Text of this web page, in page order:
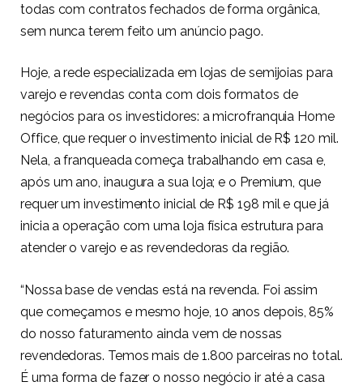
todas com contratos fechados de forma orgânica,
sem nunca terem feito um anúncio pago.
Hoje, a rede especializada em lojas de semijoias para
varejo e revendas conta com dois formatos de
negócios para os investidores: a microfranquia Home
Office, que requer o investimento inicial de R$ 120 mil.
Nela, a franqueada começa trabalhando em casa e,
após um ano, inaugura a sua loja; e o Premium, que
requer um investimento inicial de R$ 198 mil e que já
inicia a operação com uma loja física estrutura para
atender o varejo e as revendedoras da região.
“Nossa base de vendas está na revenda. Foi assim
que começamos e mesmo hoje, 10 anos depois, 85%
do nosso faturamento ainda vem de nossas
revendedoras. Temos mais de 1.800 parceiras no total.
É uma forma de fazer o nosso negócio ir até a casa